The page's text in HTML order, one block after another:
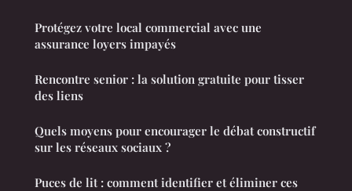
Protégez votre local commercial avec une
assurance loyers impayés
Rencontre senior : la solution gratuite pour tisser
des liens
Quels moyens pour encourager le débat constructif
sur les réseaux sociaux ?
Puces de lit : comment identifier et éliminer ces